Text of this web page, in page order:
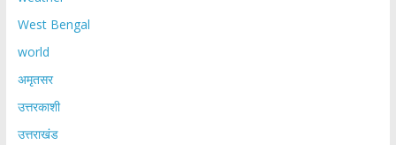
West Bengal
world
अमृतसर
उत्तरकाशी
उत्तराखंड